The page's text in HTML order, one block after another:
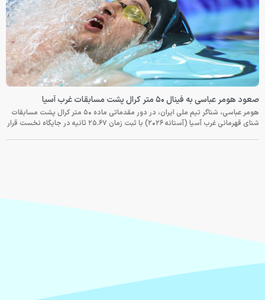
صعود هومر عباسی به فینال ۵۰ متر کرال پشت مسابقات غرب آسیا
هومر عباسی، شناگر تیم ملی ایران، در دور مقدماتی ماده ۵۰ متر کرال پشت مسابقات
شنای قهرمانی غرب آسیا (آستانه ۲۰۲۶) با ثبت زمان ۲۵.۶۷ ثانیه در جایگاه نخست قرار